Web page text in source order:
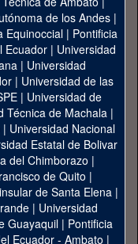
de los Andes|
Equinoccial| Pontificia
Ecuador | Universidad
| Universidad
| Universidad de las
| Universidad de
Técnica de Machala|
| Universidad Nacional
Estatal de Bolivar
del Chimborazo |
de Quito |
de Santa Elena|
| Universidad
Guayaquil| Pontificia
Ecuador - Ambato |